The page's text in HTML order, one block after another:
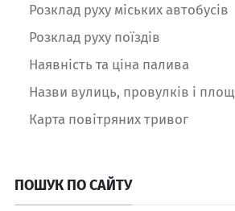
Розклад руху міських автобусів
Розклад руху поїздів
Наявність та ціна палива
Назви вулиць, провулків і площ
Карта повітряних тривог
ПОШУК ПО САЙТУ